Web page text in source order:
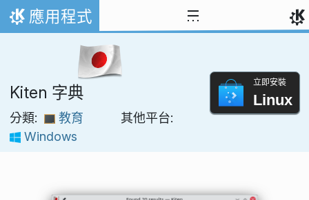
跳到內容
首頁
應用程式
Kiten 字典
分類: 教育
其他平台:
Windows
立即安裝
Linux